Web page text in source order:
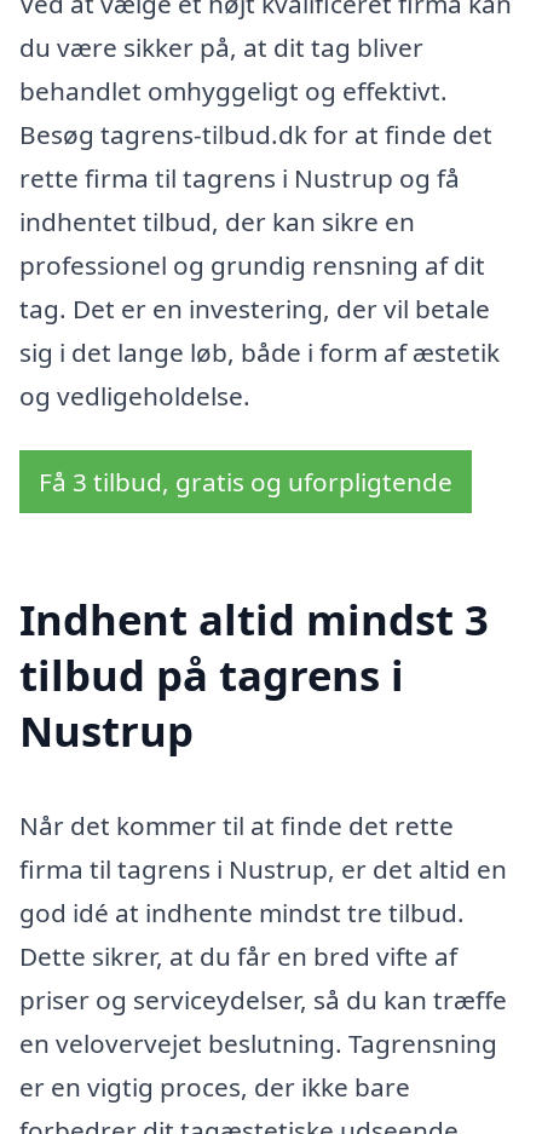
du være sikker på, at dit tag bliver
behandlet omhyggeligt og effektivt.
Besøg tagrens-tilbud.dk for at finde det
rette firma til tagrens i Nustrup og få
indhentet tilbud, der kan sikre en
professionel og grundig rensning af dit
tag. Det er en investering, der vil betale
sig i det lange løb, både i form af æstetik
og vedligeholdelse.
Få 3 tilbud, gratis og uforpligtende
Indhent altid mindst 3
tilbud på tagrens i
Nustrup
Når det kommer til at finde det rette
firma til tagrens i Nustrup, er det altid en
god idé at indhente mindst tre tilbud.
Dette sikrer, at du får en bred vifte af
priser og serviceydelser, så du kan træffe
en velovervejet beslutning. Tagrensning
er en vigtig proces, der ikke bare